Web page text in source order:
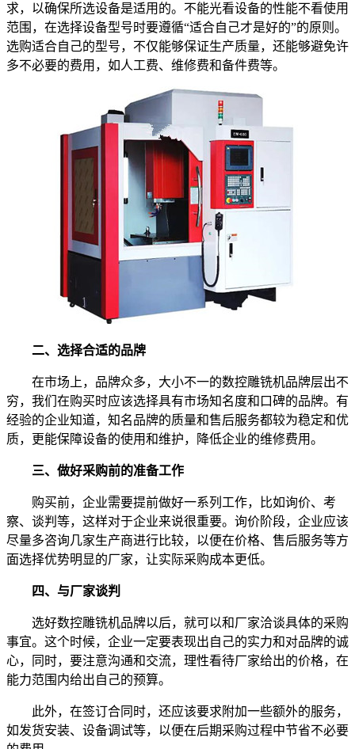
求，以确保所选设备是适用的。不能光看设备的性能不看使用
范围，在选择设备型号时要遵循“适合自己才是好的”的原则。
选购适合自己的型号，不仅能够保证生产质量，还能够避免许
多不必要的费用，如人工费、维修费和备件费等。
二、选择合适的品牌
在市场上，品牌众多，大小不一的数控雕铣机品牌层出不
穷，我们在购买时应该选择具有市场知名度和口碑的品牌。有
经验的企业知道，知名品牌的质量和售后服务都较为稳定和优
质，更能保障设备的使用和维护，降低企业的维修费用。
三、做好采购前的准备工作
购买前，企业需要提前做好一系列工作，比如询价、考
察、谈判等，这样对于企业来说很重要。询价阶段，企业应该
尽量多咨询几家生产商进行比较，以便在价格、售后服务等方
面选择优势明显的厂家，让实际采购成本更低。
四、与厂家谈判
选好数控雕铣机品牌以后，就可以和厂家洽谈具体的采购
事宜。这个时候，企业一定要表现出自己的实力和对品牌的诚
心，同时，要注意沟通和交流，理性看待厂家给出的价格，在
能力范围内给出自己的预算。
此外，在签订合同时，还应该要求附加一些额外的服务，
如发货安装、设备调试等，以便在后期采购过程中节省不必要